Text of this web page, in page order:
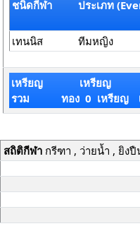
ชนิดกีฬา ประเภท
เทนนิส ทีมหญิง
เหรียญ
รวม
เหรียญ
ทอง 0 เหรียญ
สถิติกีฬากรีฑา , ว่ายน้ำ , ยิงปื